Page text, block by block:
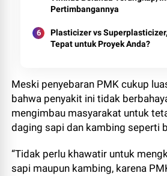
Pertimbangannya
Plasticizer vs
Tepat untuk Proyek Anda?
Meski penyebaran PMK cukup
bahwa penyakit ini tidak
mengimbau masyarakat untuk
daging sapi dan kambing seperti
“Tidak perlu khawatir untuk
sapi maupun kambing, karena